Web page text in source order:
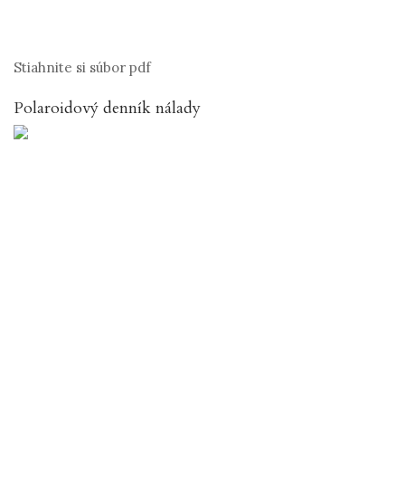
Stiahnite si súbor pdf
Polaroidový denník nálady